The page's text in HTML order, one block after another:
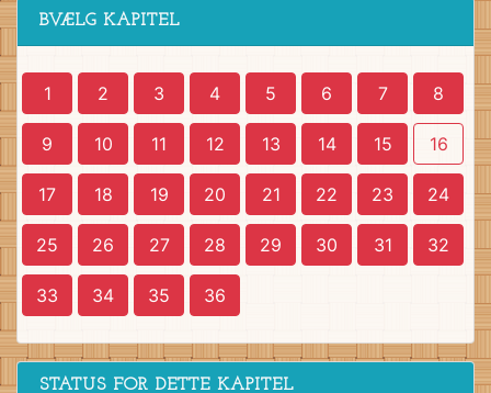
BVÆLG KAPITEL
1 2 3 4 5 6 7 8
9 10 11 12 13 14 15 16
17 18 19 20 21 22 23 24
25 26 27 28 29 30 31 32
33 34 35 36
STATUS FOR DETTE KAPITEL